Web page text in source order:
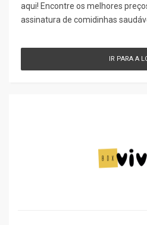
aqui! Encontre os melhores
assinatura de comidinhas
IR PARA A